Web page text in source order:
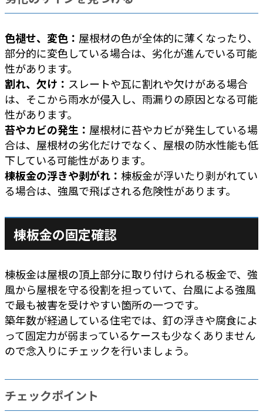
色褪せ、変色： 屋根材の色が全体的に薄くなったり、
部分的に変色している場合は、劣化が進んでいる可能
性があります。
割れ、欠け： スレートや瓦に割れや欠けがある場合
は、そこから雨水が侵入し、雨漏りの原因となる可能
性があります。
苔やカビの発生： 屋根材に苔やカビが発生している場
合は、屋根材の劣化だけでなく、屋根の防水性能も低
下している可能性があります。
棟板金の浮きや剥がれ： 棟板金が浮いたり剥がれてい
る場合は、強風で飛ばされる危険性があります。
棟板金の固定確認
棟板金は屋根の頂上部分に取り付けられる板金で、強
風から屋根を守る役割を担っていて、台風による強風
で最も被害を受けやすい箇所の一つです。
築年数が経過している住宅では、釘の浮きや腐食によ
って固定力が弱まっているケースも少なくありません
ので念入りにチェックを行いましょう。
チェックポイント